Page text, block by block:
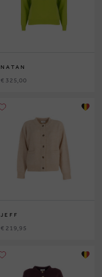
NATAN
€ 325,00
JEFF
€ 219,95